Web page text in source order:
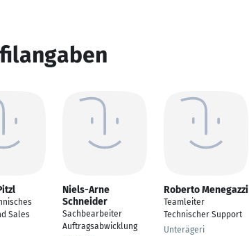
Sales
Niels-Arne
Schneider
Sachbearbeiter
Auftragsabwicklung
Roberto Menegazzi
Teamleiter
Technischer Support
Unterägeri